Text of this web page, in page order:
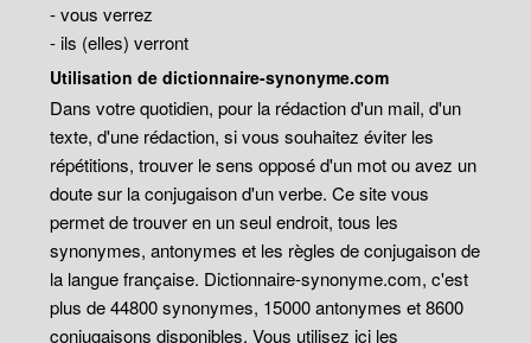
- vous verrez
- ils (elles) verront
Utilisation de dictionnaire-synonyme.com
Dans votre quotidien, pour la rédaction d'un mail, d'un
texte, d'une rédaction, si vous souhaitez éviter les
répétitions, trouver le sens opposé d'un mot ou avez un
doute sur la conjugaison d'un verbe. Ce site vous
permet de trouver en un seul endroit, tous les
synonymes, antonymes et les règles de conjugaison de
la langue française. Dictionnaire-synonyme.com, c'est
plus de 44800 synonymes, 15000 antonymes et 8600
conjugaisons disponibles. Vous utilisez ici les